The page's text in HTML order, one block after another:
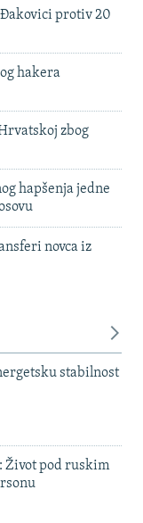
Đakovici protiv 20
hakera
zbog
hapšenja jedne
novca iz
stabilnost
Život pod ruskim